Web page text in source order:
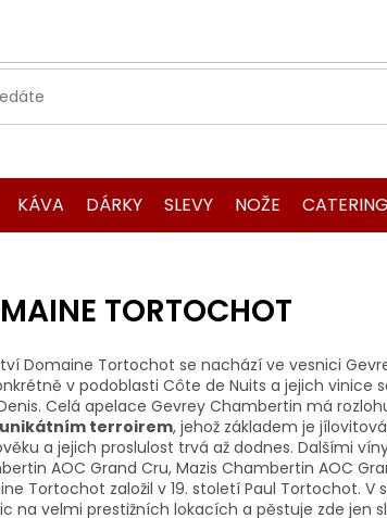
KÁVA DÁRKY SLEVY NOŽE CATERING
TORTOCHOT
Domaine Tortochot se nachází ve vesnici
v podoblasti Côte de Nuits a jejich
Celá apelace Gevrey Chambertin má
unikátním terroirem, jehož základem je
a jejich proslulost trvá až dodnes. Dalšími
AOC Grand Cru, Mazis Chambertin AOC
Tortochot založil v 19. století Paul Tortochot.
na velmi prestižních lokacích a pěstuje zde jen